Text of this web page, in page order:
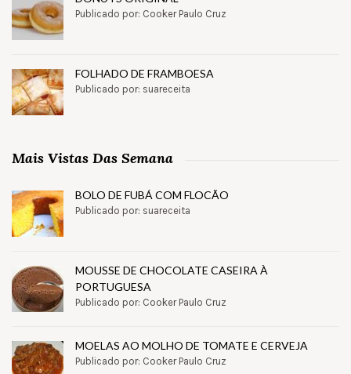
Publicado por: Cooker Paulo Cruz
FOLHADO DE FRAMBOESA
Publicado por: suareceita
Mais Vistas Das Semana
BOLO DE FUBÁ COM FLOCÃO
Publicado por: suareceita
MOUSSE DE CHOCOLATE CASEIRA À
PORTUGUESA
Publicado por: Cooker Paulo Cruz
MOELAS AO MOLHO DE TOMATE E CERVEJA
Publicado por: Cooker Paulo Cruz